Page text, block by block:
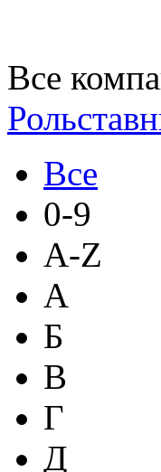
Все
Все
0-9
A-Z
А
Б
В
Г
Д